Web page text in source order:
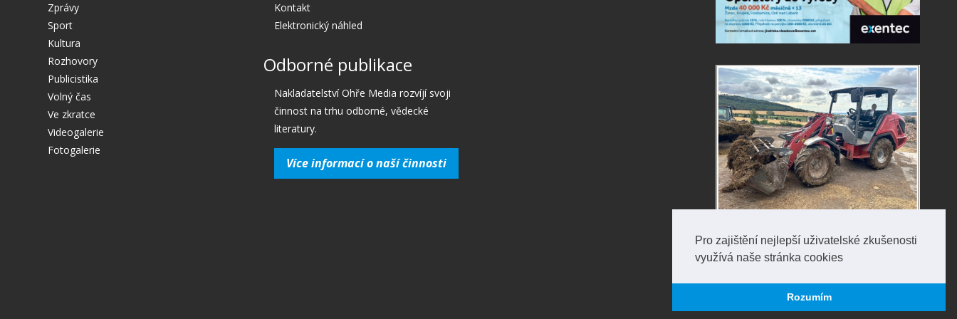
Pro zajištění nejlepší uživatelské zkušenosti
využívá naše stránka cookies
Rozumím
Zprávy
Sport
Kultura
Rozhovory
Publicistika
Volný čas
Ve zkratce
Videogalerie
Fotogalerie
Kontakt
Elektronický náhled
Odborné publikace
Nakladatelství Ohře Media rozvíjí svoji
činnost na trhu odborné, vědecké
literatury.
Více informací o naší činnosti